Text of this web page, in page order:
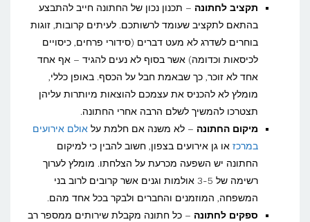
תקציב לחתונה – תכנון נכון של החתונה חייב להתבצע
בהתאם לתקציב שעומד לרשותכם. לעיתים קרובות, זוגות
בוחרים לשדרג לא מעט דברים (סידורי פרחים, כיסויים
לכיסאות וכדומה) אשר בסוף לא נעים להגיד – אף אחד
אחד לא זוכר, כך שבאמת חבל על הכסף. באופן כללי,
מומלץ לא להכניס את עצמכם להוצאות מיותרות עליהן
תצטרכו להמשיך לשלם הרבה אחרי החתונה.
מיקום החתונה – לא משנה אם חלמת על אולם אירועים
במרכז או גן אירועים בצפון, חשוב להבין כי למיקום
החתונה יש השפעה מכרעת על הצלחתו. מומלץ לערוך
רשימה של 3-5 אולמות וגנים אשר קרובים לרוב בני
המשפחה, המוזמנים והחברים ולבקר בכל אחד מהם.
ספקים לחתונה – כל חתונה מקבלת שירותים ממספר רב